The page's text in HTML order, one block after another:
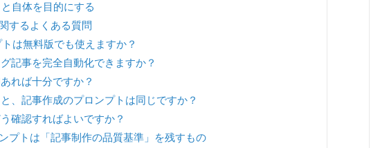
自体を目的にする
するよくある質問
は無料版でも使えますか？
記事を完全自動化できますか？
れば十分ですか？
、記事作成のプロンプトは同じですか？
確認すればよいですか？
プトは「記事制作の品質基準」を残すもの